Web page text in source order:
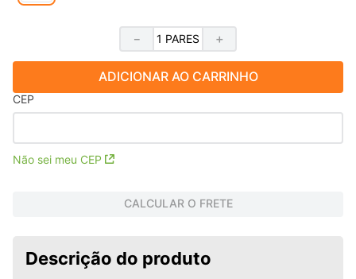
＋
－
ADICIONAR AO CARRINHO
CEP
Não sei meu CEP
CALCULAR O FRETE
Descrição do produto